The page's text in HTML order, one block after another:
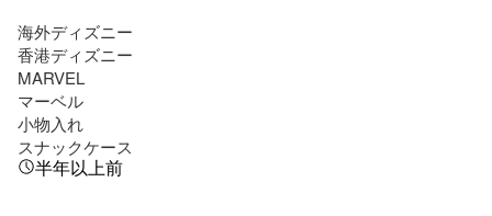
海外ディズニー
香港ディズニー
MARVEL
マーベル
小物入れ
スナックケース
半年以上前